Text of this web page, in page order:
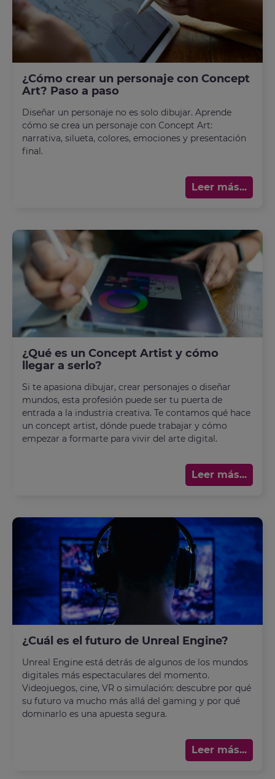
¿Cómo crear un personaje con Concept
Art? Paso a paso
Diseñar un personaje no es solo dibujar. Aprende
cómo se crea un personaje con Concept Art:
narrativa, silueta, colores, emociones y presentación
final.
Leer más...
¿Qué es un Concept Artist y cómo
llegar a serlo?
Si te apasiona dibujar, crear personajes o diseñar
mundos, esta profesión puede ser tu puerta de
entrada a la industria creativa. Te contamos qué hace
un concept artist, dónde puede trabajar y cómo
empezar a formarte para vivir del arte digital.
Leer más...
¿Cuál es el futuro de Unreal Engine?
Unreal Engine está detrás de algunos de los mundos
digitales más espectaculares del momento.
Videojuegos, cine, VR o simulación: descubre por qué
su futuro va mucho más allá del gaming y por qué
dominarlo es una apuesta segura.
Leer más...